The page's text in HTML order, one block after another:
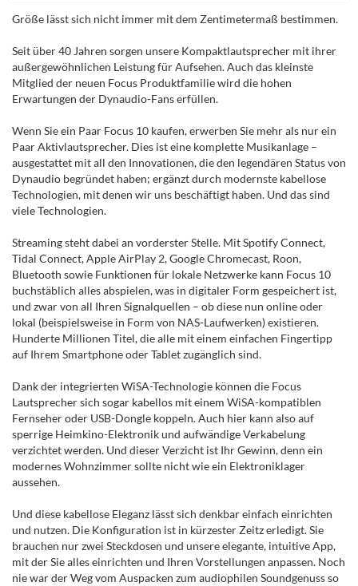
Größe lässt sich nicht immer mit dem Zentimetermaß bestimmen.
Seit über 40 Jahren sorgen unsere Kompaktlautsprecher mit ihrer
außergewöhnlichen Leistung für Aufsehen. Auch das kleinste
Mitglied der neuen Focus Produktfamilie wird die hohen
Erwartungen der Dynaudio-Fans erfüllen.
Wenn Sie ein Paar Focus 10 kaufen, erwerben Sie mehr als nur ein
Paar Aktivlautsprecher. Dies ist eine komplette Musikanlage –
ausgestattet mit all den Innovationen, die den legendären Status von
Dynaudio begründet haben; ergänzt durch modernste kabellose
Technologien, mit denen wir uns beschäftigt haben. Und das sind
viele Technologien.
Streaming steht dabei an vorderster Stelle. Mit Spotify Connect,
Tidal Connect, Apple AirPlay 2, Google Chromecast, Roon,
Bluetooth sowie Funktionen für lokale Netzwerke kann Focus 10
buchstäblich alles abspielen, was in digitaler Form gespeichert ist,
und zwar von all Ihren Signalquellen – ob diese nun online oder
lokal (beispielsweise in Form von NAS-Laufwerken) existieren.
Hunderte Millionen Titel, die alle mit einem einfachen Fingertipp
auf Ihrem Smartphone oder Tablet zugänglich sind.
Dank der integrierten WiSA-Technologie können die Focus
Lautsprecher sich sogar kabellos mit einem WiSA-kompatiblen
Fernseher oder USB-Dongle koppeln. Auch hier kann also auf
sperrige Heimkino-Elektronik und aufwändige Verkabelung
verzichtet werden. Und dieser Verzicht ist Ihr Gewinn, denn ein
modernes Wohnzimmer sollte nicht wie ein Elektroniklager
aussehen.
Und diese kabellose Eleganz lässt sich denkbar einfach einrichten
und nutzen. Die Konfiguration ist in kürzester Zeitz erledigt. Sie
brauchen nur zwei Steckdosen und unsere elegante, intuitive App,
mit der Sie alles einrichten und Ihren Vorstellungen anpassen. Noch
nie war der Weg vom Auspacken zum audiophilen Soundgenuss so